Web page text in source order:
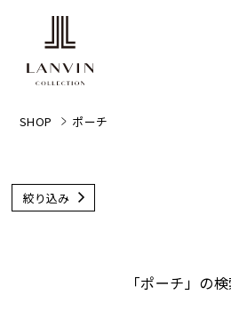
SHOP ポーチ
絞り込み
「ポーチ」の